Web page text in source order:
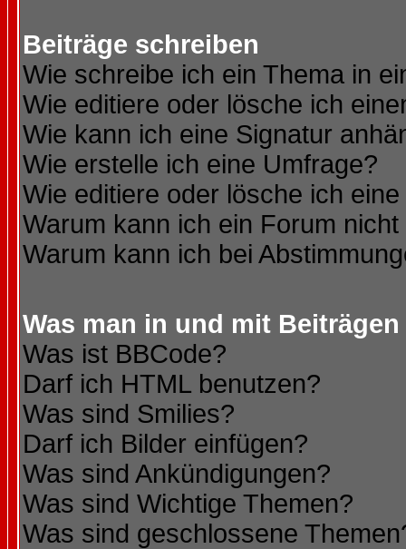
Beiträge schreiben
Wie schreibe ich ein Thema in
Wie editiere oder lösche ich
Wie kann ich eine Signatur
Wie erstelle ich eine Umfrage?
Wie editiere oder lösche ich
Warum kann ich ein Forum
Warum kann ich bei
Was man in und mit
Was ist BBCode?
Darf ich HTML benutzen?
Was sind Smilies?
Darf ich Bilder einfügen?
Was sind Ankündigungen?
Was sind Wichtige Themen?
Was sind geschlossene